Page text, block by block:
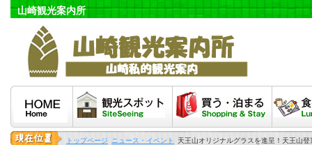
山崎観光案内所
観光スポット 泊まる・買う
トップページ ニュース・イベント 天王山オリジナルグラスを進呈！天王山